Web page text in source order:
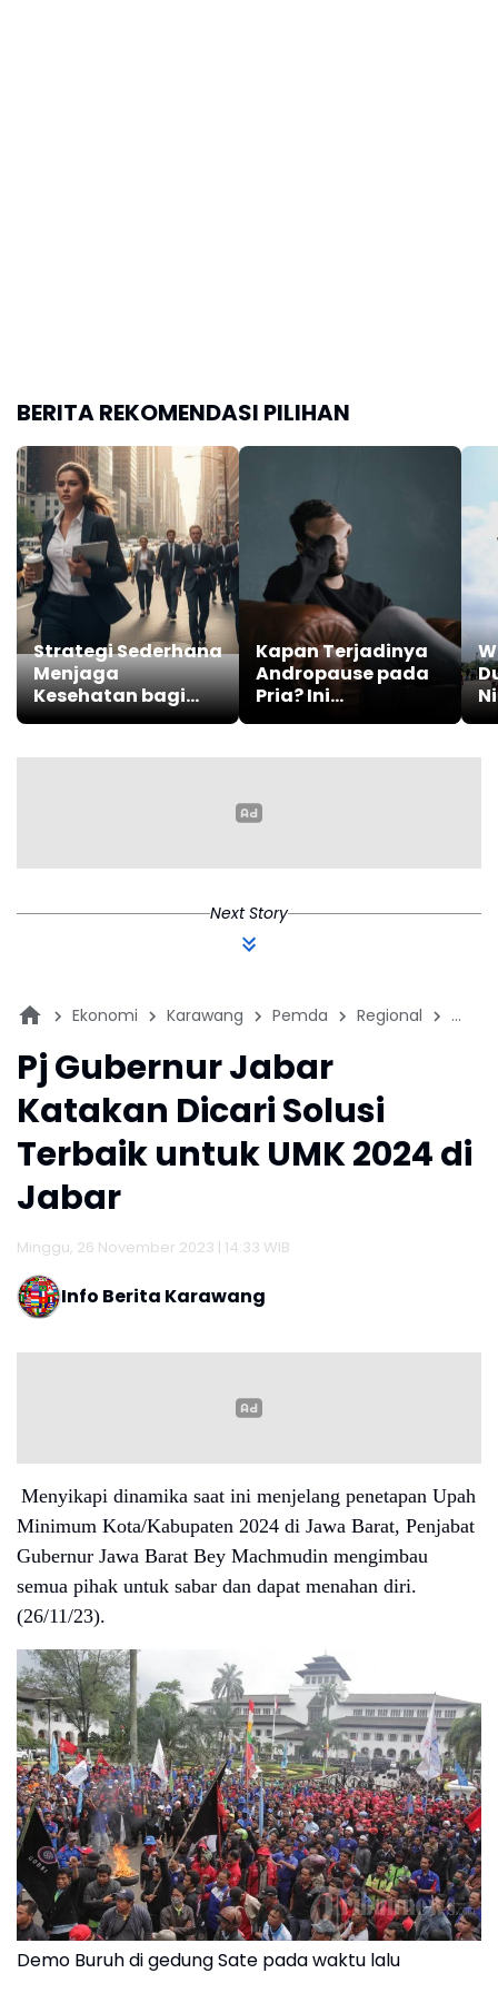
BERITA REKOMENDASI PILIHAN
Strategi Sederhana
Menjaga
Kesehatan bagi
Kaum Produktif
Kapan Terjadinya
Andropause pada
Pria? Ini
Penjelasannya
Next Story
Ekonomi Karawang Pemda Regional
Pj Gubernur Jabar
Katakan Dicari Solusi
Terbaik untuk UMK 2024 di
Jabar
Minggu, 26 November 2023 | 14:33 WIB
Info Berita Karawang
Menyikapi dinamika saat ini menjelang penetapan Upah
Minimum Kota/Kabupaten 2024 di Jawa Barat, Penjabat
Gubernur Jawa Barat Bey Machmudin mengimbau
semua pihak untuk sabar dan dapat menahan diri.
(26/11/23).
Demo Buruh di gedung Sate pada waktu lalu